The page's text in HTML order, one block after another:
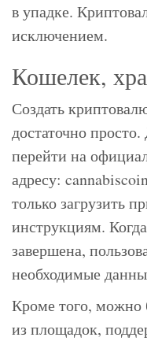
в упадке.
исключением.
Кошелек,
Создать
достаточно
перейти на
адресу:
только загрузить
инструкциям.
завершена,
необходимые
Кроме того, можно
из площадок,